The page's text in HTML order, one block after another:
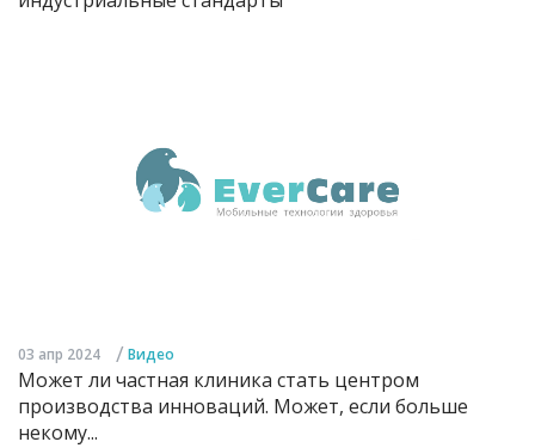
03 апр 2024 / Видео
Может ли частная клиника стать центром
производства инноваций. Может, если больше
некому...